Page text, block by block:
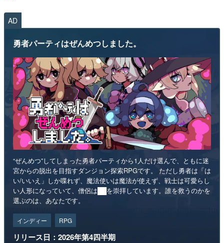
AD
勇者パーティはぜんめつしました。
“ぜんめつ”してしまった勇者パーティから1人だけ選んで、ともに迷
宮からの脱出を目指すダンジョン探索RPGです。 ただし勇者は「は
い/いいえ」しか喋れず、魔法使いは魔法が使えず、戦士は可愛らし
い人形になっていて、僧侶は██を崇拝しています。誰を救うのかを
選ぶのは、あなたです。
インディー RPG
リリース日：2026年第4四半期